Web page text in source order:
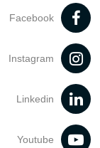
Facebook
Instagram
Linkedin
Youtube